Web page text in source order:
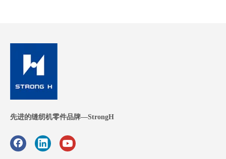
我们产品的出
先进的缝纫机零件品牌—StrongH